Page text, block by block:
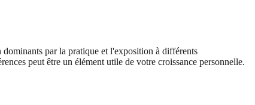
par la pratique et l'exposition à différents
peut être un élément utile de votre croissance personnelle.